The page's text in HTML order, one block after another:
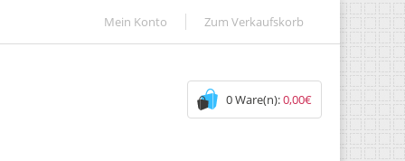
Mein Konto Zum Verkaufskorb
0 Ware(n):0,00€